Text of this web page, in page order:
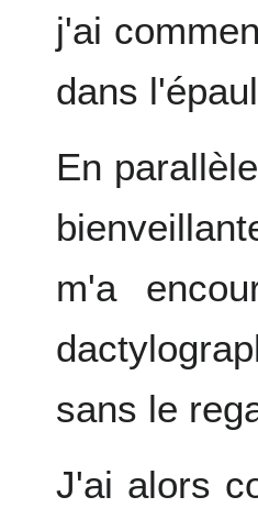
j'ai
dans
En
m'a
sans le
J'ai alors